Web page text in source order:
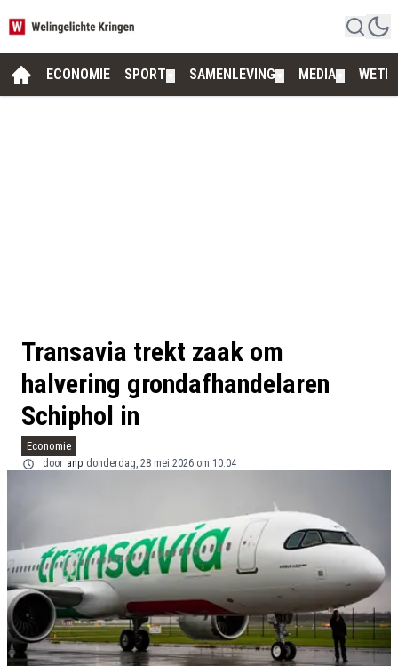
ECONOMIE SPORT SAMENLEVING MEDIA
Transavia trekt zaak om
halvering grondafhandelaren
Schiphol in
Economie
door anp donderdag, 28 mei 2026 om 10:04